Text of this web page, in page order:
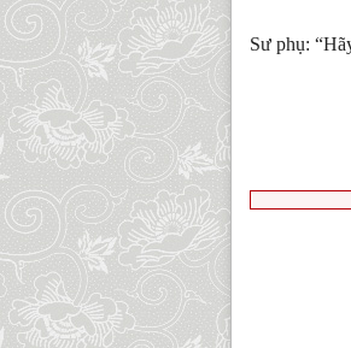
Sư phụ: